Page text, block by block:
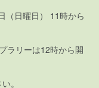
（日曜日） 11時から
ラリーは12時から開
。